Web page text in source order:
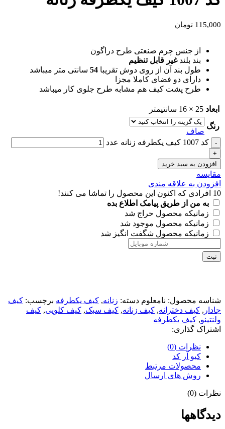
115,000 تومان
از جنس چرم صنعتی طرح دراگون
بند بلندغیر قابل تنظیم
طول بند آن از روی دوش تقریبا 54 سانتی متر میباشد
دارای دو فضای کاملا مجزا
طرح پشت کیف هم مشابه طرح جلوی کار میباشد
ابعاد 25 × 16 سانتیمتر
رنگ
صاف
کد 1007 کیف یکطرفه زنانه عدد
افزودن به سبد خرید
مقايسه
افزودن به علاقه مندی
10 افرادی که اکنون این محصول را تماشا می کنند!
به من از طریق پیامک اطلاع بده
زمانیکه محصول حراج شد
زمانیکه محصول موجود شد
زمانیکه محصول شگفت انگیز شد
ثبت
شناسه محصول: نامعلوم دسته: زنانه, کیف یکطرفه برچسب: کیف
جادار , کیف دخترانه, کیف زنانه, کیف سبک, کیف کلویی, کیف
ولنتینو, کیف یکطرفه
اشتراک گذاری:
نظرات (0)
کیو آر کد
محصولات مرتبط
روش های ارسال
نظرات (0)
دیدگاهها